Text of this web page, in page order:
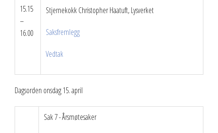
15.15
–
16.00
Stjernekokk Christopher Haatuft, Lysverket
Saksfremlegg
Vedtak
Dagsorden onsdag 15. april
Sak 7 - Årsmøtesaker